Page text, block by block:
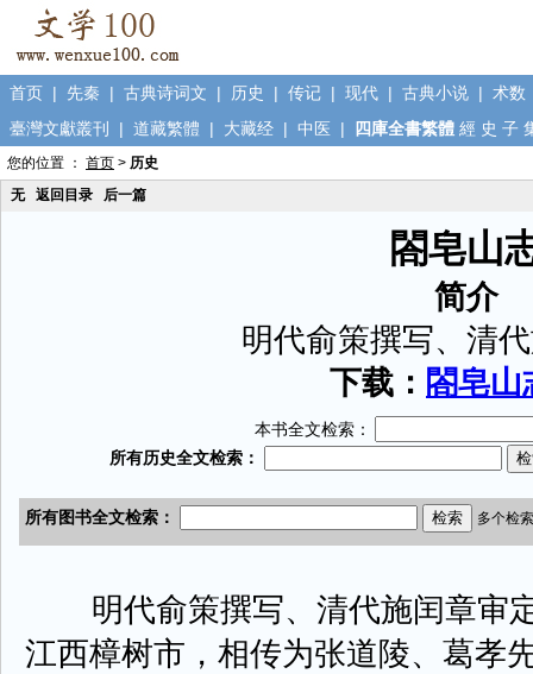
首页 | 先秦 | 古典诗词文 | 历史 | 传记 | 现代 | 古典小说 | 术数
臺灣文獻叢刊
| 道藏繁體 | 大藏经 | 中医 | 四庫全書繁體 經 史 子
您的位置 ： 首页 > 历史
无
返回目录 后一篇
閤皂山
简介
明代俞策撰写、清
下载： 閤皂
本书全文检索：
明代俞策撰写、清代施闰章审
江西樟树市，相传为张道陵、葛孝